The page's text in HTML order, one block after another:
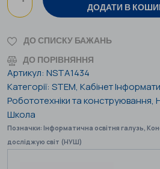
ДОДАТИ В
ДО СПИСКУ БАЖАНЬ
ДО ПОРІВНЯННЯ
Артикул: NSTA1434
Категорії: STEM, Кабінет
Робототехніки та конструювання,
Школа
Позначки: Інформатична освітня галузь
досліджую світ (НУШ)